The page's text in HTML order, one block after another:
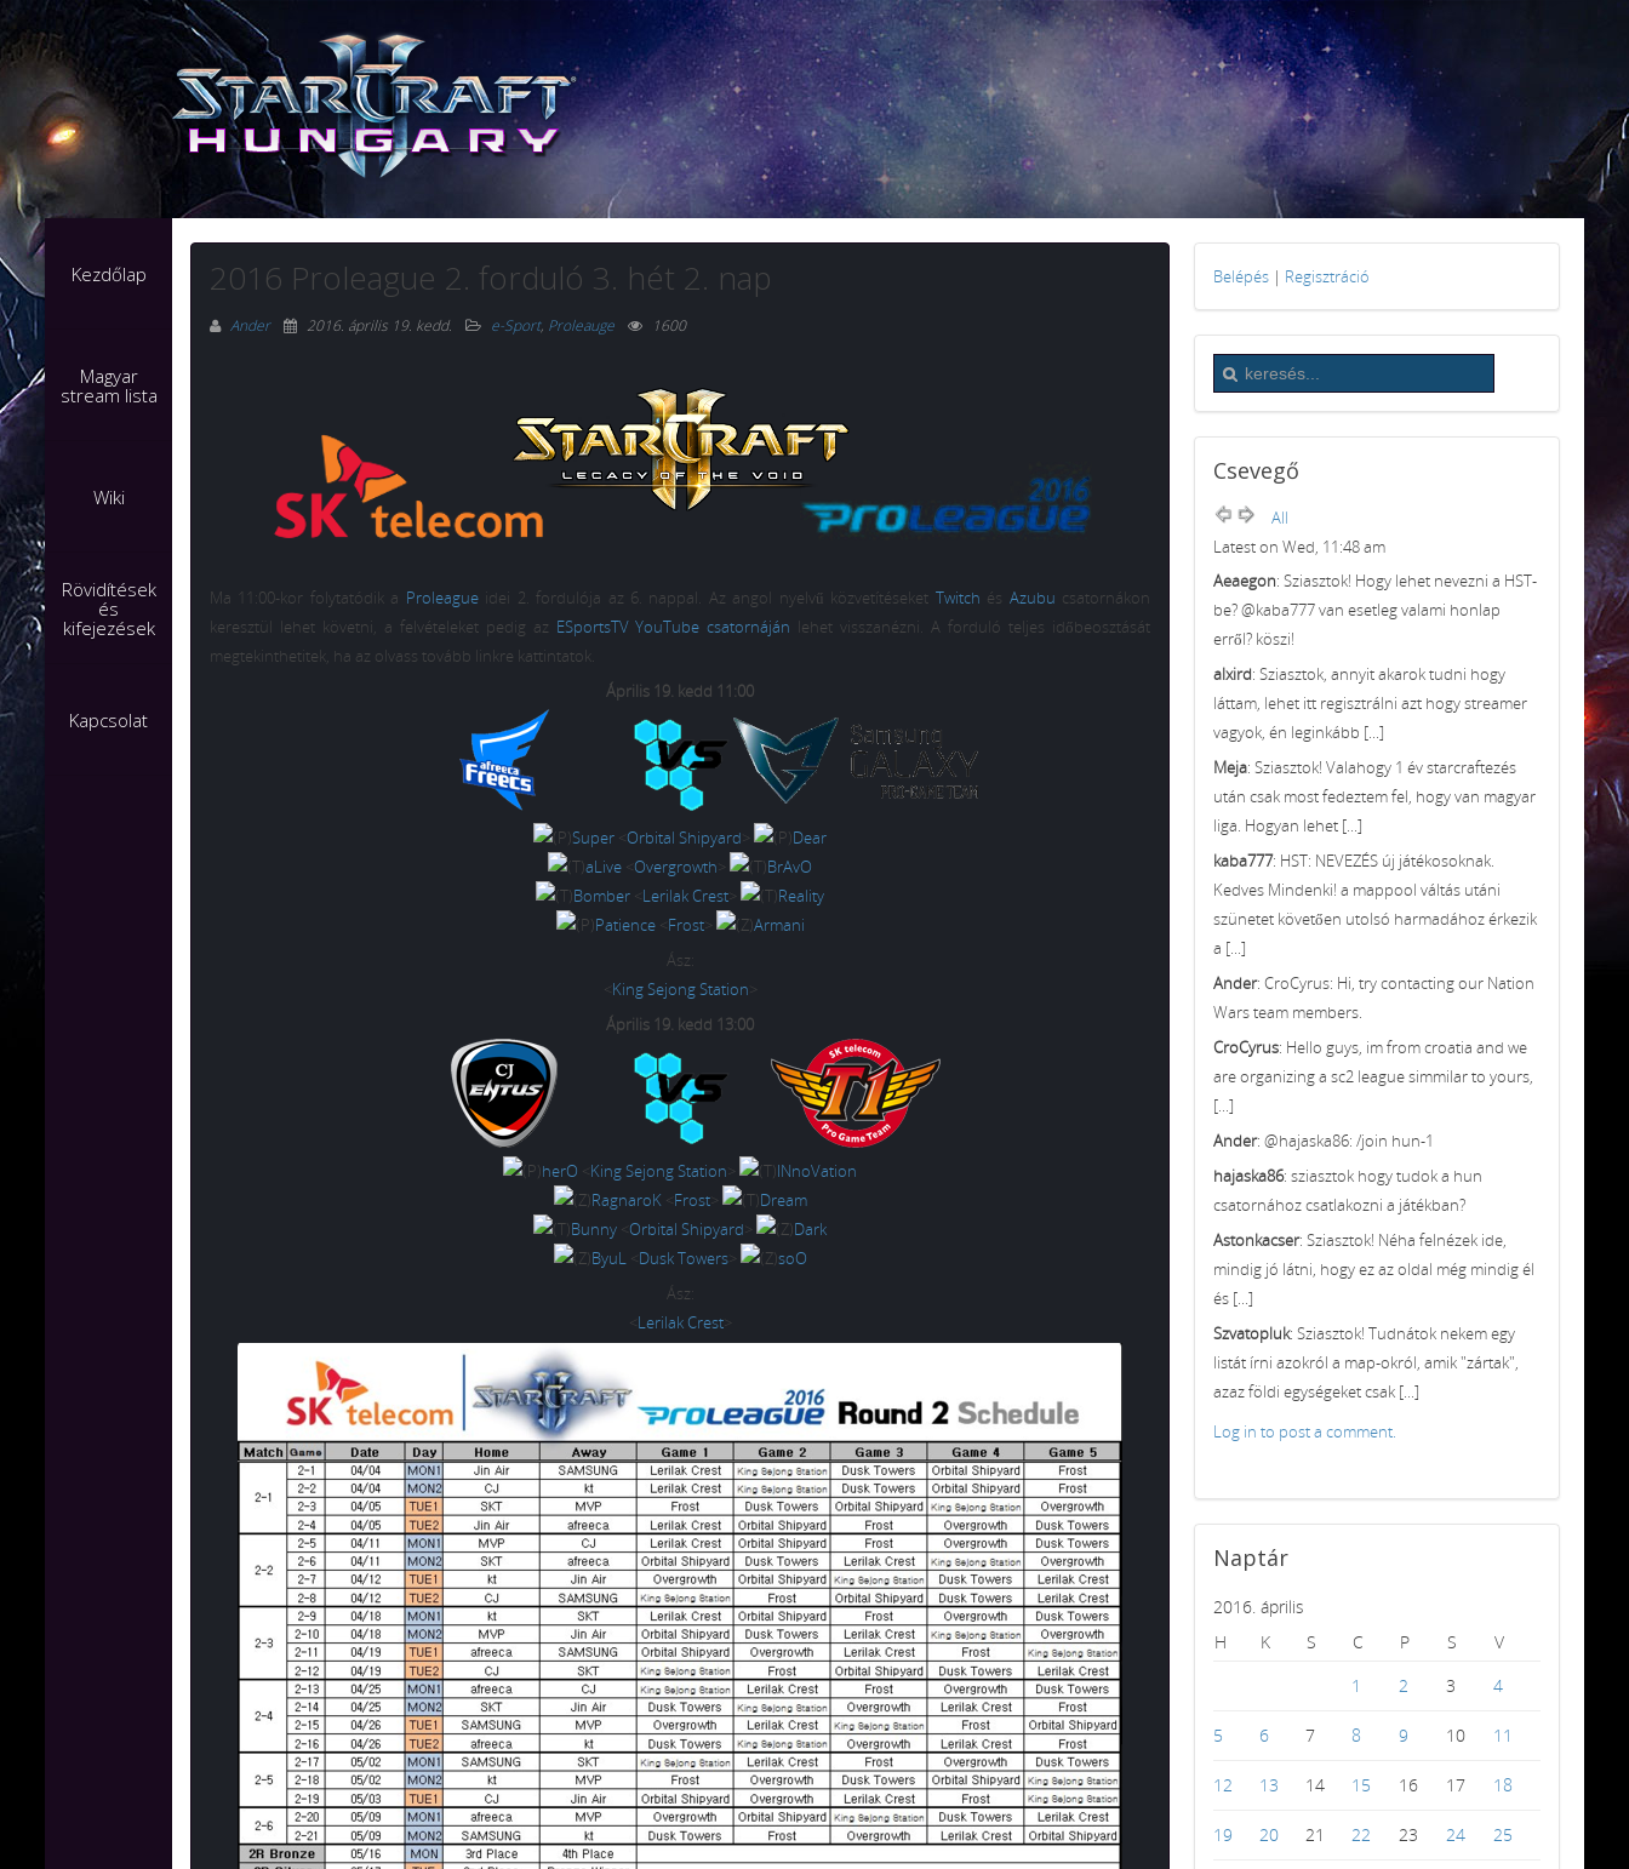
Kezdőlap
Magyar
stream lista
Wiki
Rövidítések
és
kifejezések
Kapcsolat
2016 Proleague 2. forduló 3. hét 2. nap
Ander 2016. április 19. kedd. e-Sport, Proleauge 1600
Ma 11:00-kor folytatódik a Proleagueidei 2. fordulója az 6. nappal. Az angol nyelvű közvetítéseket Twitch és Azubu csatornákon
keresztül lehet követni, a felvételeket pedig az ESportsTV YouTube csatornáján lehet visszanézni. A forduló teljes időbeosztását
megtekinthetitek, ha az olvass tovább linkre kattintatok.
Április 19. kedd 11:00
Super < Orbital Shipyard
Dear
aLive < Overgrowth
BrAvO
Bomber < Lerilak Crest
Reality
Patience< Frost>
Armani
Ász:
< King Sejong Station
Április 19. kedd 13:00
herO < King Sejong Station
INnoVation
RagnaroK< Frost>
Dream
Bunny < Orbital Shipyard
Dark
ByuL< Dusk Towers>
soO
Ász:
< Lerilak Crest>
Belépés | Regisztráció
Csevegő
All
Latest on Wed, 11:48 am
Aeaegon: Sziasztok! Hogy lehet nevezni a HST-
be? @kaba777 van esetleg valami honlap
erről? köszi!
alxird: Sziasztok, annyit akarok tudni hogy
láttam, lehet itt regisztrálni azt hogy streamer
vagyok, én leginkább [...]
Meja: Sziasztok! Valahogy 1 év starcraftezés
után csak most fedeztem fel, hogy van magyar
liga. Hogyan lehet [...]
kaba777: HST: NEVEZÉS új játékosoknak.
Kedves Mindenki! a mappool váltás utáni
szünetet követően utolsó harmadához érkezik
a [...]
Ander: CroCyrus: Hi, try contacting our Nation
Wars team members.
CroCyrus: Hello guys, im from croatia and we
are organizing a sc2 league simmilar to yours,
[...]
Ander: @hajaska86: /join hun-1
hajaska86: sziasztok hogy tudok a hun
csatornához csatlakozni a játékban?
Astonkacser: Sziasztok! Néha felnézek ide,
mindig jó látni, hogy ez az oldal még mindig él
és [...]
Szvatopluk: Sziasztok! Tudnátok nekem egy
listát írni azokról a map-okról, amik "zártak",
azaz földi egységeket csak [...]
Log in to post a comment.
Naptár
2016. április
H
K S C P S
V
1
2 3 4
5 6 7 8 9 10 11
12 13 14 15 16 17 18
19 20 21 22 23 24 25